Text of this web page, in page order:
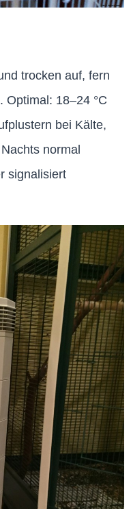
trocken auf, fern
Optimal: 18–24 °C
bei Kälte,
normal
signalisiert